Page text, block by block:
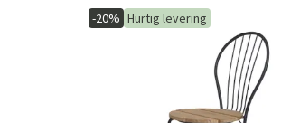
-20% Hurtig levering